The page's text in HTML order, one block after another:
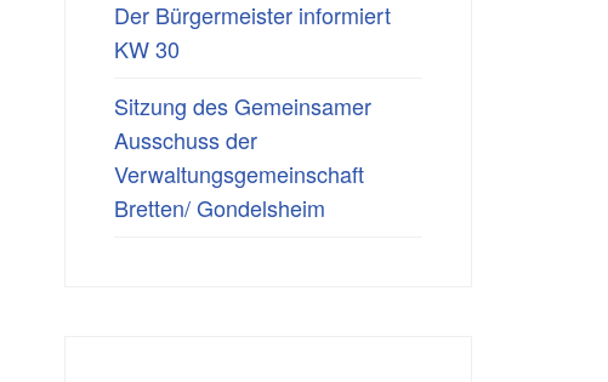
Der Bürgermeister informiert
KW 30
Sitzung des Gemeinsamer
Ausschuss der
Verwaltungsgemeinschaft
Bretten/ Gondelsheim